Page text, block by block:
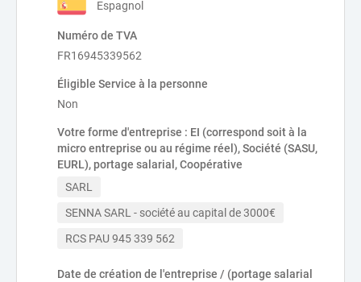
Espagnol
Numéro de TVA
FR16945339562
Éligible Service à la personne
Non
Votre forme d'entreprise : EI (correspond soit à la
micro entreprise ou au régime réel), Société (SASU,
EURL), portage salarial, Coopérative
SARL
SENNA SARL - société au capital de 3000€
RCS PAU 945 339 562
Date de création de l'entreprise / (portage salarial